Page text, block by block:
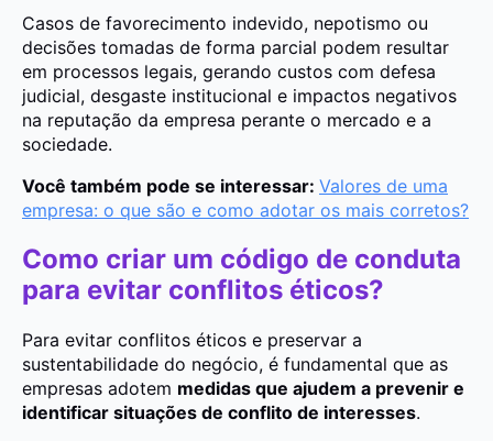
Casos de favorecimento indevido, nepotismo ou
decisões tomadas de forma parcial podem resultar
em processos legais, gerando custos com defesa
judicial, desgaste institucional e impactos negativos
na reputação da empresa perante o mercado e a
sociedade.
Você também pode se interessar: Valores de uma
empresa: o que são e como adotar os mais corretos?
Como criar um código de conduta
para evitar conflitos éticos?
Para evitar conflitos éticos e preservar a
sustentabilidade do negócio, é fundamental que as
empresas adotem medidas que ajudem a prevenir e
identificar situações de conflito de interesses.